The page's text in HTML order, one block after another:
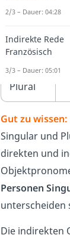
3.
Person
Plural
Gut zu wissen:
Singular und
direkten und
Personen
unterscheiden
Die indirekten
2/3 – Dauer: 04:28
Indirekte Rede
Französisch
3/3 – Dauer: 05:01